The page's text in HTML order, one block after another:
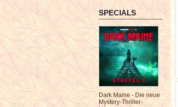
SPECIALS
Dark Maine - Die neue
Mystery-Thriller-